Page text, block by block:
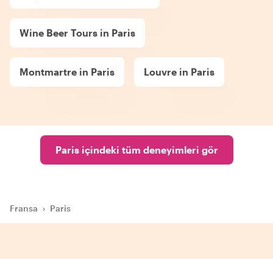
Wine Beer Tours in Paris
Montmartre in Paris Louvre in Paris
Paris içindeki tüm deneyimleri gör
Fransa › Paris